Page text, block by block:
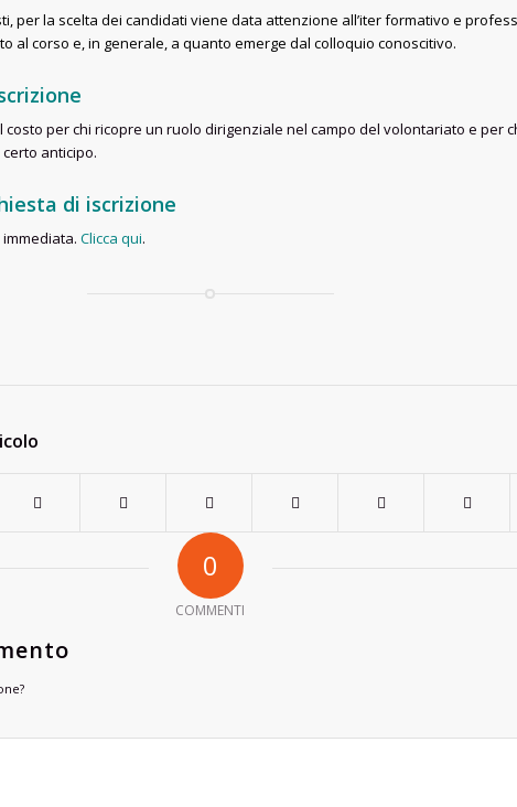
per la scelta dei candidati viene data attenzione all’iter formativo e
al corso e, in generale, a quanto emerge dal colloquio conoscitivo.
per chi ricopre un ruolo dirigenziale nel campo del volontariato e per
certo anticipo.
di iscrizione
Clicca qui.
0
COMMENTI